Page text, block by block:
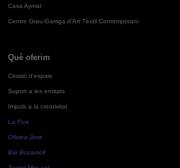
Casa Aymat
Centre Grau-Garriga d'Art Tèxtil Contemporani
Què oferim
Cessió d'espais
Suport a les entitats
Impuls a la creativitat
La Pua
Oficina Jove
Bar Bocamoll